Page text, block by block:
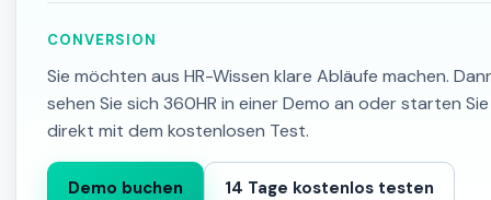
CONVERSION
Sie möchten aus HR-Wissen klare Abläufe machen.
sehen Sie sich 360HR in einer Demo an oder starten Sie
direkt mit dem kostenlosen Test.
Demo buchen 14 Tage kostenlos testen